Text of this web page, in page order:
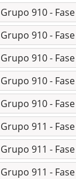
910 - Fase
910 -
910 -
910 -
910 -
911 - Fase
911 -
911 -